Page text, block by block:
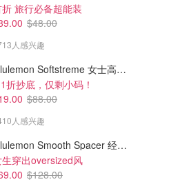
巾
$139.99
MC1 黑色人体工学网面办公椅
Best Buy.ca
旅行必备超能装
$48.00
人感兴趣
lululemon Softstreme 女士高腰短裤 10cm
折抄底，仅剩小码！
$88.00
人感兴趣
lululemon Smooth Spacer 经典卫衣
穿出oversized风
$128.00